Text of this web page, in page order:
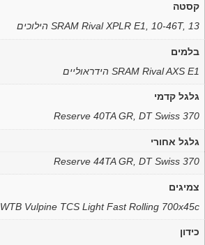
קסטה
SRAM Rival XPLR E1, 10-46T, 13 הילוכים
בלמים
SRAM Rival AXS E1 הידראוליים
גלגל קדמי
Reserve 40TA GR, DT Swiss 370
גלגל אחורי
Reserve 44TA GR, DT Swiss 370
צמיגים
WTB Vulpine TCS Light Fast Rolling 700x45c
כידון